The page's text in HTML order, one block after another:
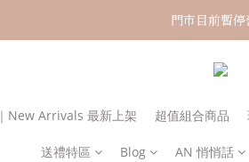
新加入會員！即享有
門市目前暫停
新加入會員！即享有
｜New Arrivals 最新上架 超值組合商品
送禮特區 Blog AN 悄悄話